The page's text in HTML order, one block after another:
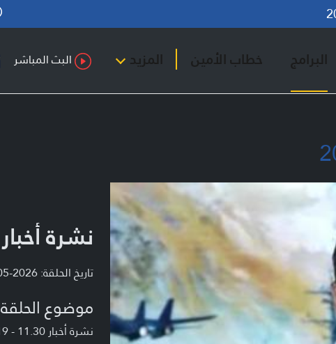
البرامج خطاب الأمين المزيد البث المباشر
نشرة أخبار 11:30
تاريخ الحلقة: 2026-05-19
موضوع الحلقة
نشرة أخبار 11.30 - 19-5-2026